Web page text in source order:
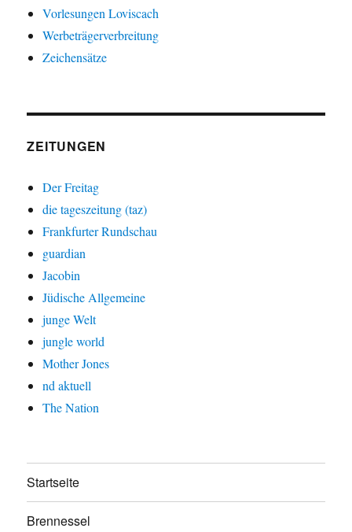
Vorlesungen Loviscach
Werbeträgerverbreitung
Zeichensätze
ZEITUNGEN
Der Freitag
die tageszeitung (taz)
Frankfurter Rundschau
guardian
Jacobin
Jüdische Allgemeine
junge Welt
jungle world
Mother Jones
nd aktuell
The Nation
Startseite
Brennessel